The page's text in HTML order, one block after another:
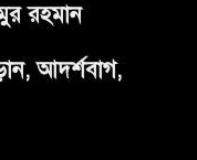
রহমান
আদর্শবাগ,